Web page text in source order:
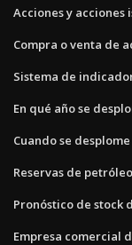
Acciones y acciones
Compra o venta de
Sistema de
En qué año se
Cuando se
Reservas de
Pronóstico de stock
Empresa comercial